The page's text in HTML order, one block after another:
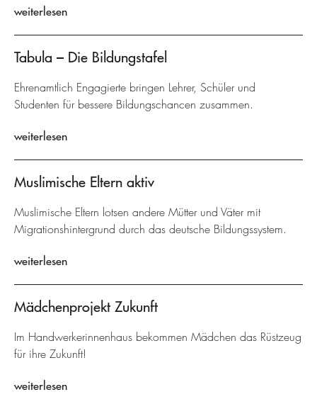
weiterlesen
Tabula – Die Bildungstafel
Ehrenamtlich Engagierte bringen Lehrer, Schüler und
Studenten für bessere Bildungschancen zusammen.
weiterlesen
Muslimische Eltern aktiv
Muslimische Eltern lotsen andere Mütter und Väter mit
Migrationshintergrund durch das deutsche Bildungssystem.
weiterlesen
Mädchenprojekt Zukunft
Im Handwerkerinnenhaus bekommen Mädchen das Rüstzeug
für ihre Zukunft!
weiterlesen